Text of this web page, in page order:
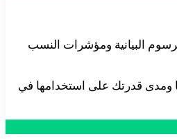
البيانية ومؤشرات النسب
ومدى قدرتك على استخدامها في